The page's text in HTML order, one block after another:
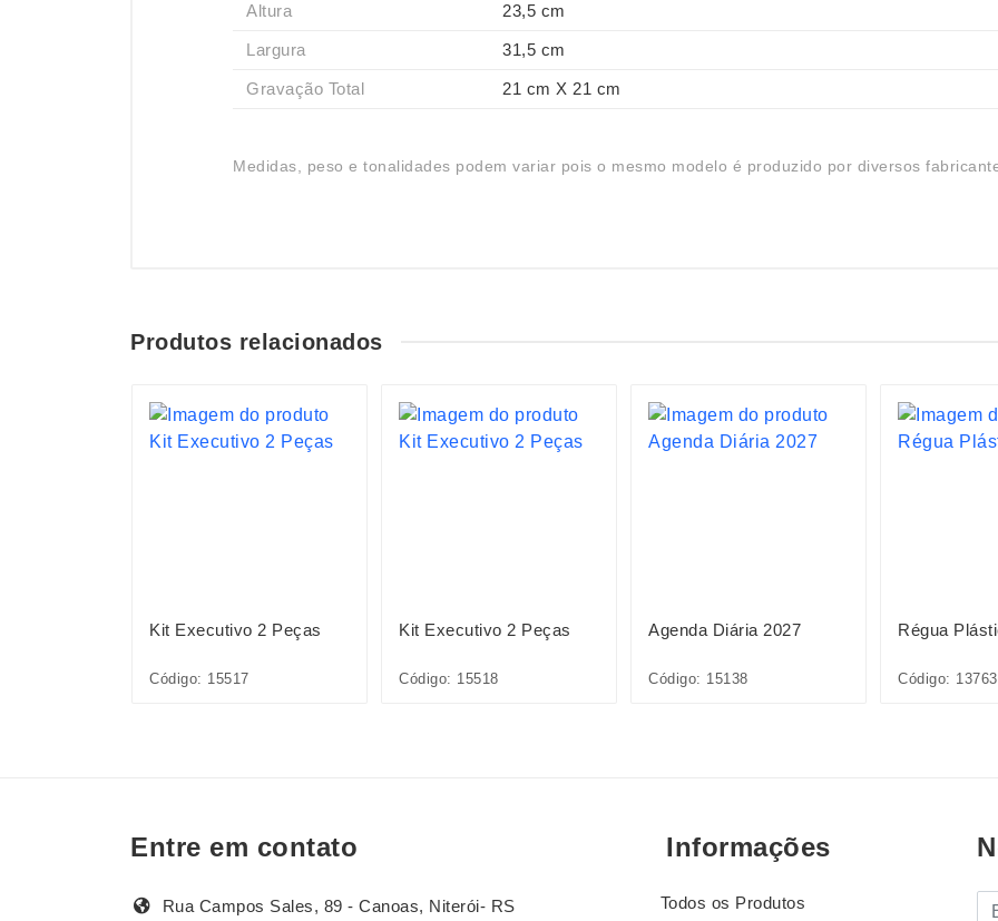
Altura 23,5 cm
Largura 31,5 cm
Gravação Total 21 cm X 21 cm
Medidas, peso e tonalidades podem variar pois o mesmo modelo é produzido por diversos
Produtos relacionados
Kit Executivo 2 Peças
Código: 15517
Kit Executivo 2 Peças
Código: 15518
Agenda Diária 2027
Código: 15138
Régua
Código:
Entre em contato
Rua Campos Sales, 89 - Canoas, Niterói- RS
Informações
Todos os Produtos